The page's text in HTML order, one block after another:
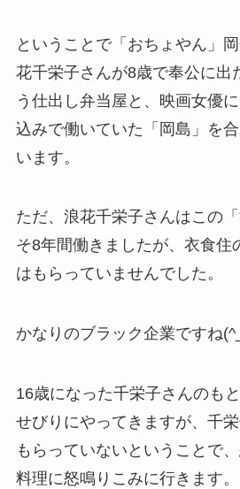
ということで「おちょやん」
花千栄子さんが8歳で奉公に出
う仕出し弁当屋と、映画女優
込みで働いていた「岡島」を
います。
ただ、浪花千栄子さんはこの
そ8年間働きましたが、衣食住
はもらっていませんでした。
かなりのブラック企業ですね
16歳になった千栄子さんのも
せびりにやってきますが、千
もらっていないということで
料理に怒鳴りこみに行きます。